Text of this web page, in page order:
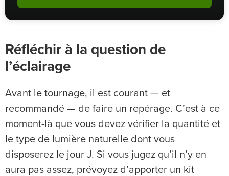
Réfléchir à la question de
l’éclairage
Avant le tournage, il est courant — et
recommandé — de faire un repérage. C’est à ce
moment-là que vous devez vérifier la quantité et
le type de lumière naturelle dont vous
disposerez le jour J. Si vous jugez qu’il n’y en
aura pas assez, prévoyez d’apporter un kit